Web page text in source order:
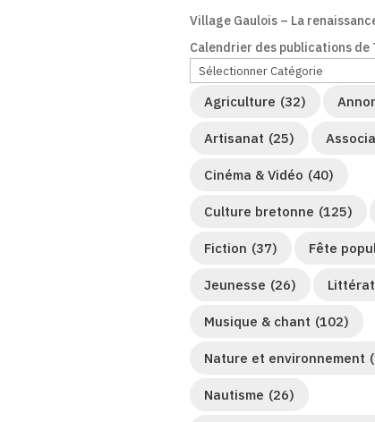
Village Gaulois – La
Calendrier des publications de
Agriculture (32)
Artisanat (25)
Cinéma & Vidéo (40)
Culture bretonne (125)
Fiction (37) Fête
Jeunesse (26)
Musique & chant (102)
Nature et environnement
Nautisme (26)